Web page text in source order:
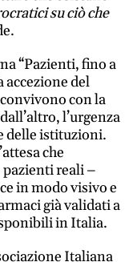
su ciò che
“Pazienti, fino a
accezione del
con la
l’urgenza
delle istituzioni.
che
reali –
in modo visivo e
già validati a
in Italia.
Italiana